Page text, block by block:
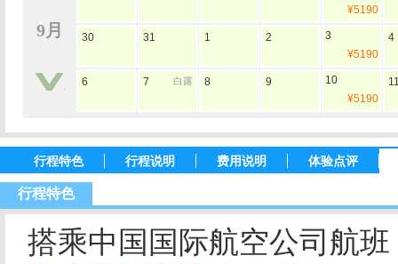
9月
¥5190
30 31 1 2
3
¥5190
4
6 7 白露 8 9
10
¥5190
行程特色 行程说明 费用说明 体验点评
行程特色
搭乘中国国际航空公司航